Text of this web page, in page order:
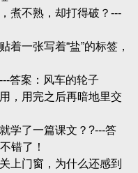
煮不熟，却打得破？---
一张写着“盐”的标签，
答案：风车的轮子
，用完之后再暗地里交
学了一篇课文？?---答
错了！
上门窗，为什么还感到